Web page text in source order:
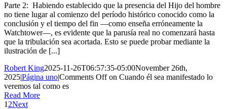
Parte 2: Habiendo establecido que la presencia del Hijo del hombre
no tiene lugar al comienzo del período histórico conocido como la
conclusión y el tiempo del fin —como enseña erróneamente la
Watchtower—, es evidente que la parusía real no comenzará hasta
que la tribulación sea acortada. Esto se puede probar mediante la
ilustración de [...]
Robert King2025-11-26T06:57:35-05:00November 26th,
2025|Página uno|Comments Offon Cuando él sea manifestado lo
veremos tal como es
Read More
1 2Next